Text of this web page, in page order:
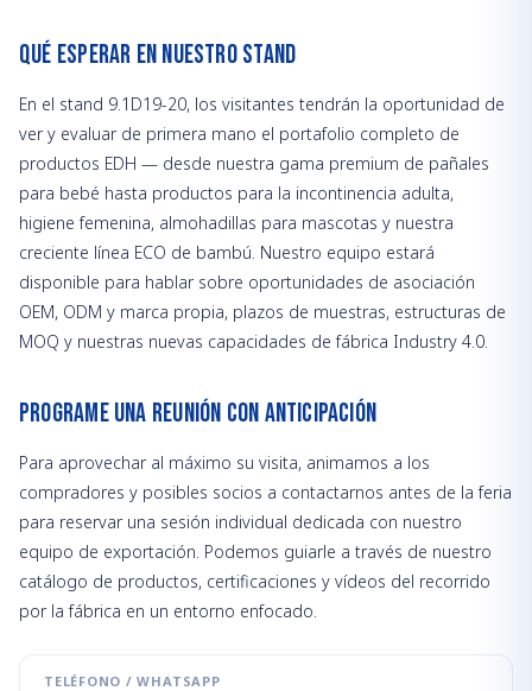
Qué Esperar en Nuestro Stand
En el stand 9.1D19-20, los visitantes tendrán la oportunidad de
ver y evaluar de primera mano el portafolio completo de
productos EDH — desde nuestra gama premium de pañales
para bebé hasta productos para la incontinencia adulta,
higiene femenina, almohadillas para mascotas y nuestra
creciente línea ECO de bambú. Nuestro equipo estará
disponible para hablar sobre oportunidades de asociación
OEM, ODM y marca propia, plazos de muestras, estructuras de
MOQ y nuestras nuevas capacidades de fábrica Industry 4.0.
Programe una Reunión con Anticipación
Para aprovechar al máximo su visita, animamos a los
compradores y posibles socios a contactarnos antes de la feria
para reservar una sesión individual dedicada con nuestro
equipo de exportación. Podemos guiarle a través de nuestro
catálogo de productos, certificaciones y vídeos del recorrido
por la fábrica en un entorno enfocado.
TELÉFONO / WHATSAPP